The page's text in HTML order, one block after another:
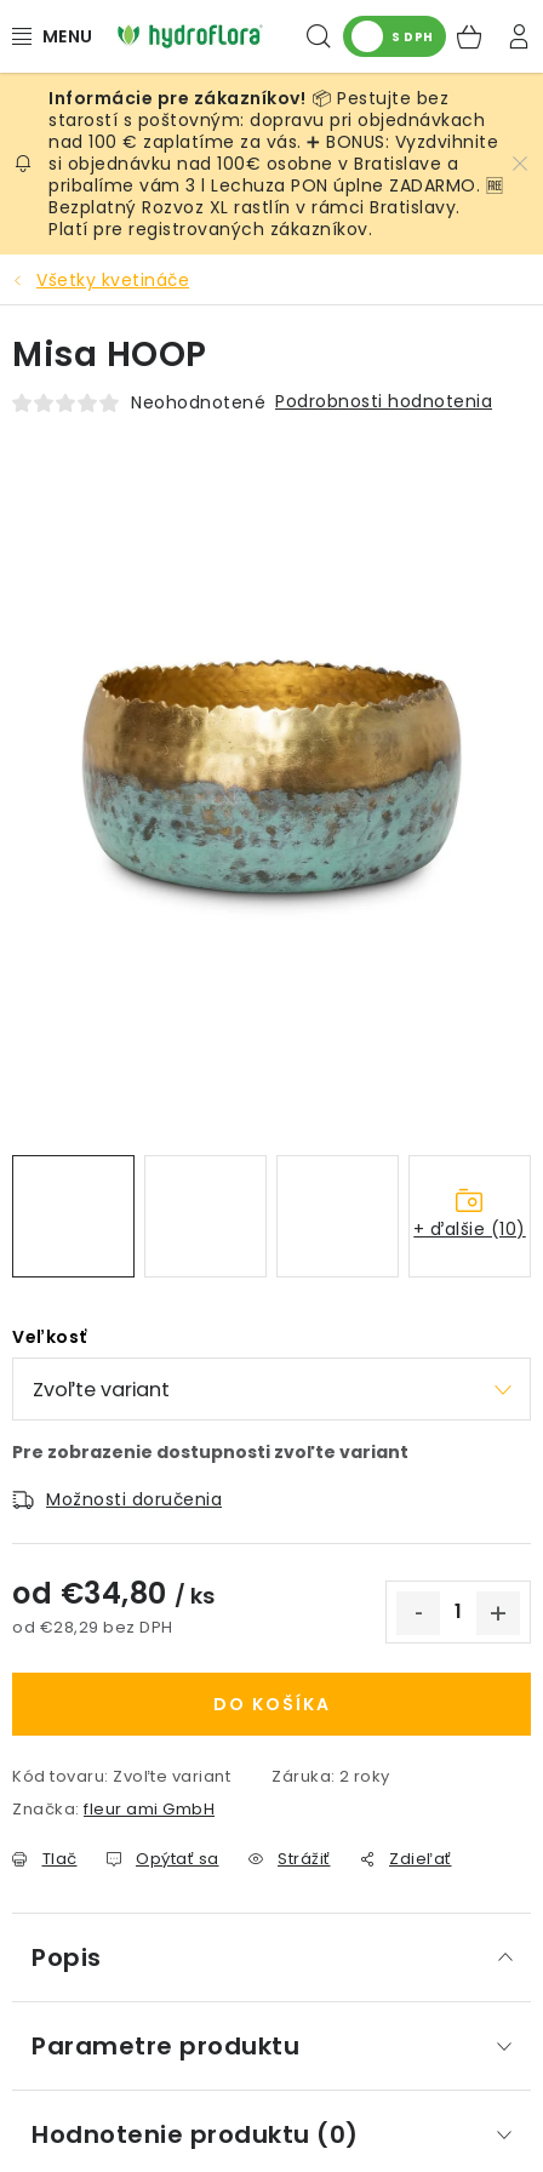
na
Hľadať
S DPH
RASTLINY
UMELÉ RASTLINY
KVETINÁČE
SUBSTRÁTY A PRÍSLUŠENSTVO
SERVIS INTERIÉROVEJ ZELENE
MACHY
INTERIÉROVÉ DEKORÁCIE
NA OBJEDNÁVKU
Spôsoby platby
Informácie o doprave
📦 Pestujte bez
starostí s poštovným: dopravu pri objednávkach
nad 100 € zaplatíme za vás. ➕ BONUS: Vyzdvihnite
si objednávku nad 100€ osobne v Bratislave a
pribalíme vám 3 l Lechuza PON úplne ZADARMO. 🆓
Bezplatný Rozvoz XL rastlín v rámci Bratislavy.
Platí pre registrovaných zákazníkov.
Všetky kvetináče
Veľkosť
Možnosti doručenia
od €34,80 / ks
od €28,29 bez DPH
DO KOŠÍKA
Kód tovaru: Zvoľte variant Záruka: 2 roky
Značka:fleur ami GmbH
Tlač Opýtať sa Strážiť Zdieľať
Misa HOOP
Neohodnotené Podrobnosti hodnotenia
+ ďalšie (10)
Popis
Parametre produktu
Hodnotenie produktu (0)